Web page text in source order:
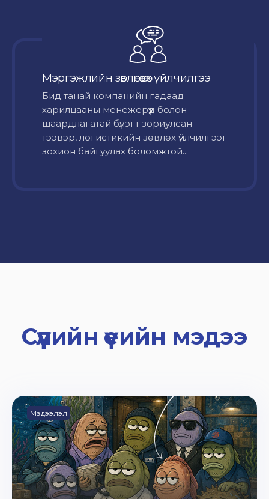
Мэргэжлийн зөвлөгөө өгөх үйлчилгээ
Бид танай компанийн гадаад
харилцааны менежерүүд болон
шаардлагатай бүлэгт зориулсан
тээвэр, логистикийн зөвлөх үйлчилгээг
зохион байгуулах боломжтой...
Сүүлийн үеийн мэдээ
Мэдээлэл